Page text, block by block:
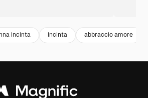
incinta incinta abbraccio amore